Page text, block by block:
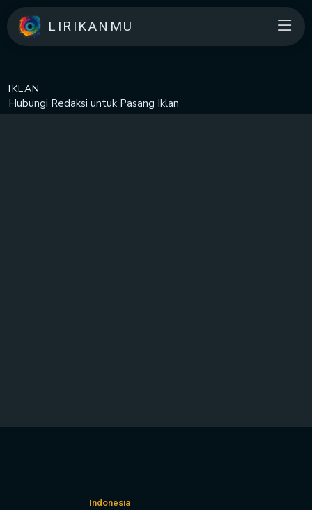
LIRIKANMU
IKLAN
Hubungi Redaksi untuk Pasang Iklan
Indonesia